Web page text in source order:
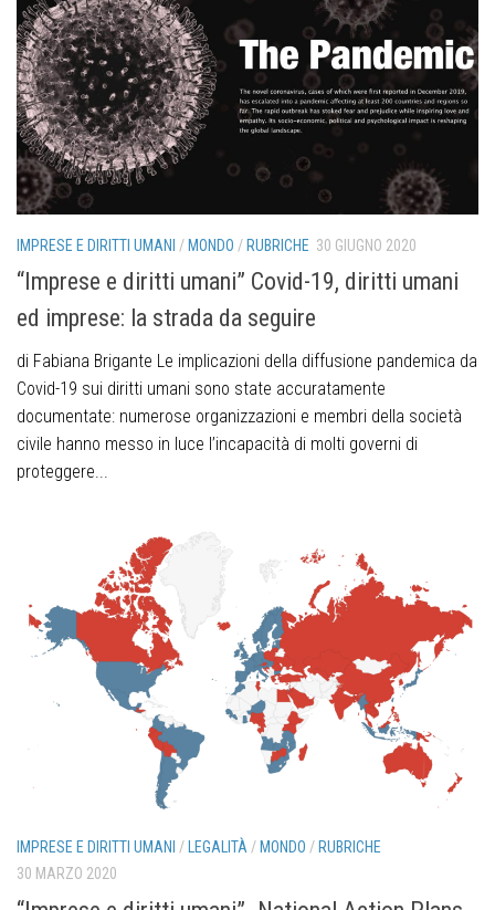
IMPRESE E DIRITTI UMANI / MONDO / RUBRICHE 30 GIUGNO 2020
“Imprese e diritti umani” Covid-19, diritti umani
ed imprese: la strada da seguire
di Fabiana Brigante Le implicazioni della diffusione pandemica da
Covid-19 sui diritti umani sono state accuratamente
documentate: numerose organizzazioni e membri della società
civile hanno messo in luce l’incapacità di molti governi di
proteggere...
IMPRESE E DIRITTI UMANI / LEGALITÀ/ MONDO / RUBRICHE
30 MARZO 2020